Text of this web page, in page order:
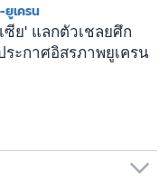
ยูเครน
ซีย' แลกตัวเชลยศึก
ะกาศอิสรภาพยูเครน